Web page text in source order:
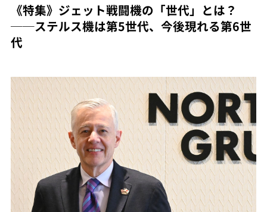
《特集》ジェット戦闘機の「世代」とは？
──ステルス機は第5世代、今後現れる第6世
代